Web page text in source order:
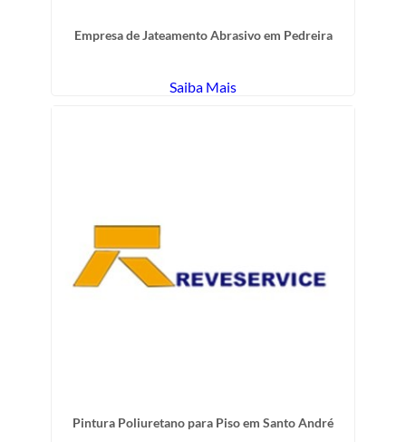
Empresa de Jateamento Abrasivo em Pedreira
Saiba Mais
Pintura Poliuretano para Piso em Santo André